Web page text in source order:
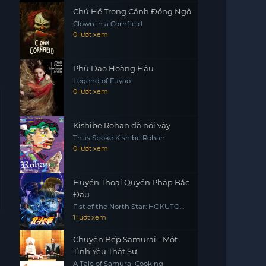
Chú Hề Trong Cánh Đồng Ngô
Clown in a Cornfield
0 lượt xem
Phù Dao Hoàng Hậu
Legend of Fuyao
0 lượt xem
Kishibe Rohan đã nói vậy
Thus Spoke Kishibe Rohan
0 lượt xem
Huyền Thoại Quyền Pháp Bắc
Đẩu
Fist of the North Star: HOKUTO
NO KEN
1 lượt xem
Chuyện Bếp Samurai - Một
Tình Yêu Thật Sự
A Tale of Samurai Cooking